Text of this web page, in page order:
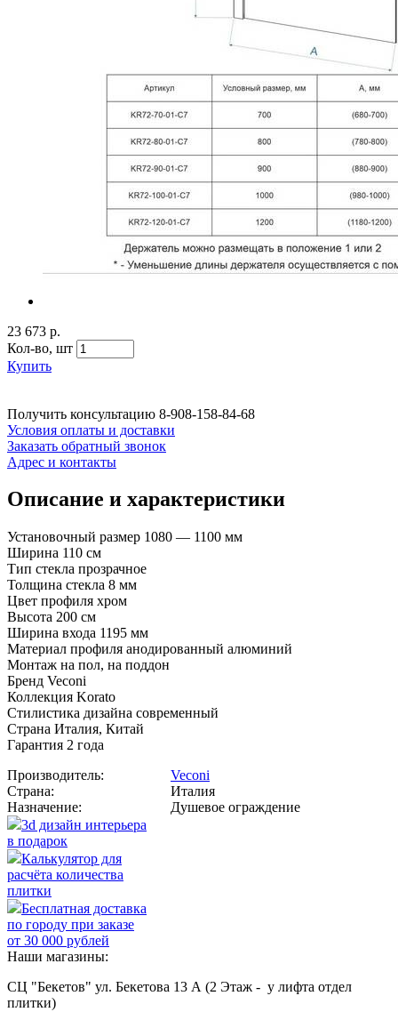
23 673 р.
Кол-во, шт
Купить
Получить консультацию 8-908-158-84-68
Условия оплаты и доставки
Заказать обратный звонок
Адрес и контакты
Описание и характеристики
Установочный размер 1080 — 1100 мм
Ширина 110 см
Тип стекла прозрачное
Толщина стекла 8 мм
Цвет профиля хром
Высота 200 см
Ширина входа 1195 мм
Материал профиля анодированный алюминий
Монтаж на пол, на поддон
Бренд Veconi
Коллекция Korato
Стилистика дизайна современный
Страна Италия, Китай
Гарантия 2 года
Производитель:
Veconi
Страна:
Италия
Назначение:
Душевое ограждение
3d дизайн интерьера
в подарок
Калькулятор для
расчёта количества
плитки
Бесплатная доставка
по городу при заказе
от 30 000 рублей
Наши магазины:
СЦ "Бекетов" ул. Бекетова 13 А (2 Этаж - у лифта отдел
плитки)